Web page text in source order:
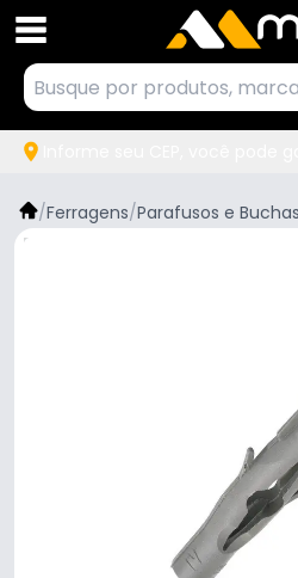
/Ferragens/Parafusos e Buchas